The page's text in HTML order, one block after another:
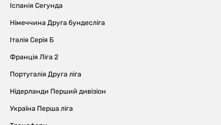
Іспанія Сегунда
Німеччина Друга бундесліга
Італія Серія Б
Франція Ліга 2
Португалія Друга ліга
Нідерланди Перший дивізіон
Україна Перша ліга